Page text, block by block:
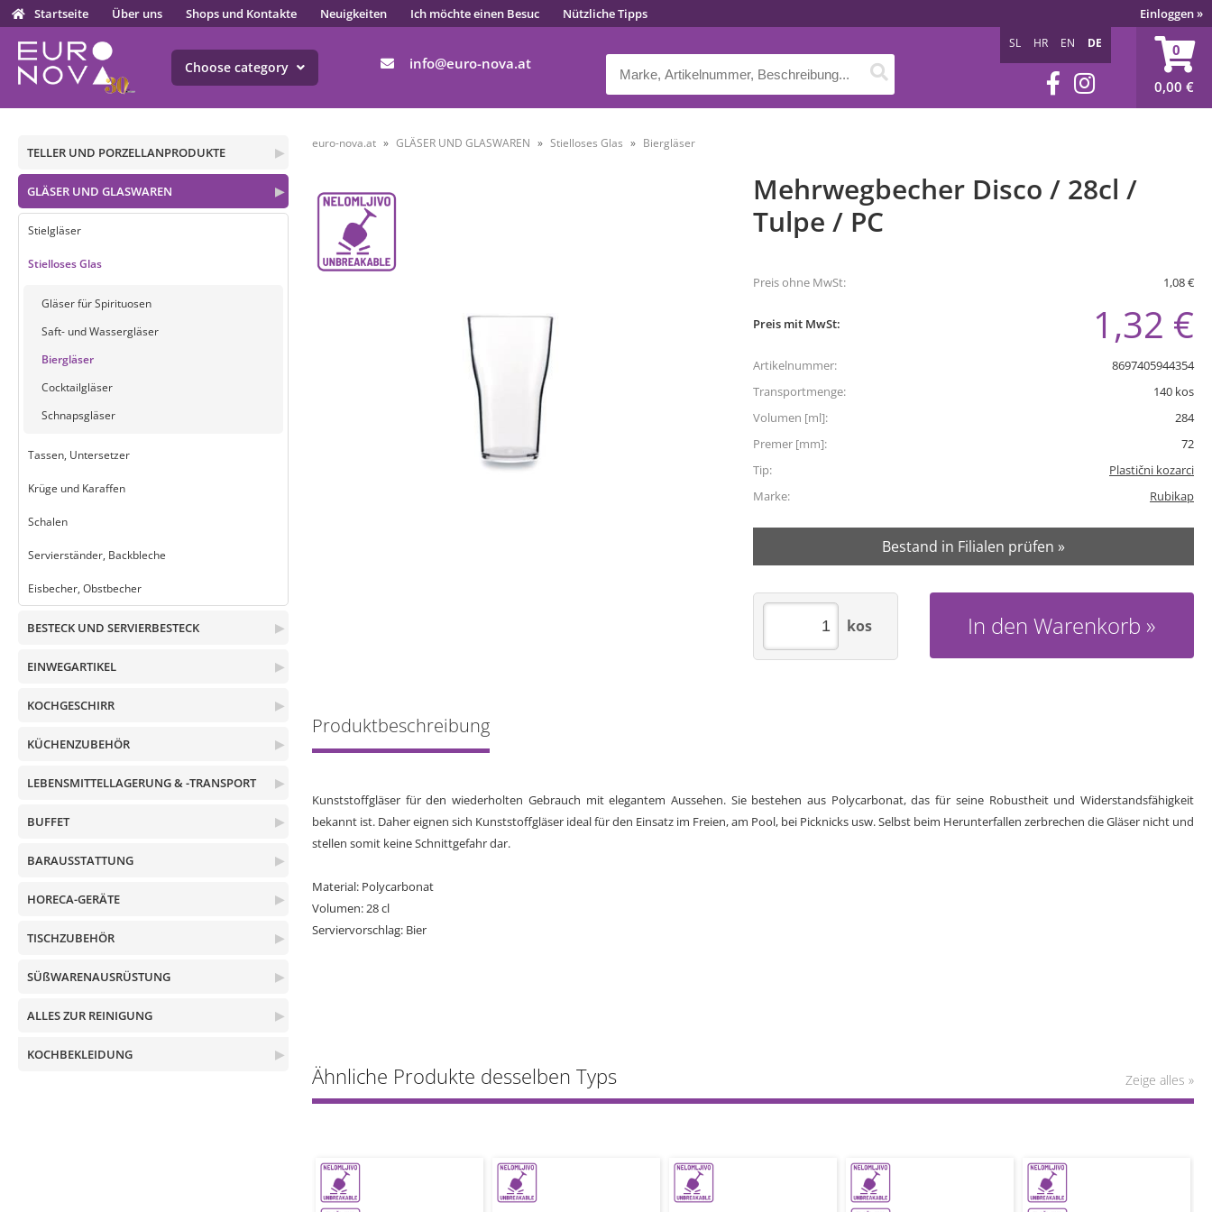
Startseite Über uns Shops und Kontakte Neuigkeiten Ich möchte einen Besuc Nützliche Tipps Einloggen»
info euro-nova.at
0
0,00 €
SL HR EN DE
Choose category
▶
TELLER UND PORZELLANPRODUKTE
▶
GLÄSER UND GLASWAREN
Stielgläser
Stielloses Glas
Gläser für Spirituosen
Saft- und Wassergläser
Biergläser
Cocktailgläser
Schnapsgläser
Tassen, Untersetzer
Krüge und Karaffen
Schalen
Servierständer, Backbleche
Eisbecher, Obstbecher
▶
BESTECK UND SERVIERBESTECK
▶
EINWEGARTIKEL
▶
KOCHGESCHIRR
▶
KÜCHENZUBEHÖR
▶
LEBENSMITTELLAGERUNG & -TRANSPORT
▶
BUFFET
▶
BARAUSSTATTUNG
▶
HORECA-GERÄTE
▶
TISCHZUBEHÖR
▶
SÜßWARENAUSRÜSTUNG
▶
ALLES ZUR REINIGUNG
▶
KOCHBEKLEIDUNG
euro-nova.at GLÄSER UND GLASWAREN Stielloses Glas Biergläser
Mehrwegbecher Disco / 28cl /
Tulpe / PC
Preis ohne MwSt: 1,08 €
Preis mit MwSt: 1,32 €
Artikelnummer:
8697405944354
Transportmenge:
140 kos
Volumen [ml]:
284
Premer [mm]:
72
Tip:
Plastični kozarci
Marke:
Rubikap
Bestand in Filialen prüfen »
In den Warenkorb
kos
Produktbeschreibung
Kunststoffgläser für den wiederholten Gebrauch mit elegantem Aussehen. Sie bestehen aus Polycarbonat, das für seine Robustheit und Widerstandsfähigkeit
bekannt ist. Daher eignen sich Kunststoffgläser ideal für den Einsatz im Freien, am Pool, bei Picknicks usw. Selbst beim Herunterfallen zerbrechen die Gläser nicht und
stellen somit keine Schnittgefahr dar.
Material: Polycarbonat
Volumen: 28 cl
Serviervorschlag: Bier
Ähnliche Produkte desselben Typs Zeige alles »